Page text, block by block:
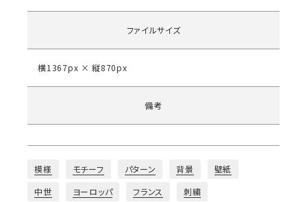
ファイルサイズ
横1367px × 縦870px
備考
模様 モチーフ パターン 背景
壁紙
中世
ヨーロッパ フランス
刺繍